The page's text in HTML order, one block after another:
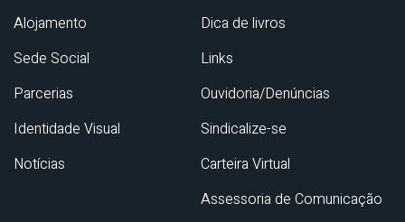
Alojamento
Sede Social
Parcerias
Identidade Visual
Notícias
Dica de livros
Links
Ouvidoria/Denúncias
Sindicalize-se
Carteira Virtual
Assessoria de Comunicação